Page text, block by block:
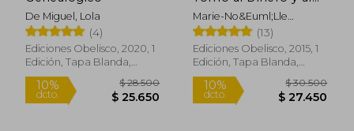
De Miguel, Lola
(4)
Ediciones Obelisco, 2020, 1
Edición, Tapa Blanda,
Nuevo
Exito
Marie-No&Euml;Lle
Maston-Lerat(13)
Ediciones Obelisco, 2015, 1
Edición, Tapa Blanda,
Nuevo